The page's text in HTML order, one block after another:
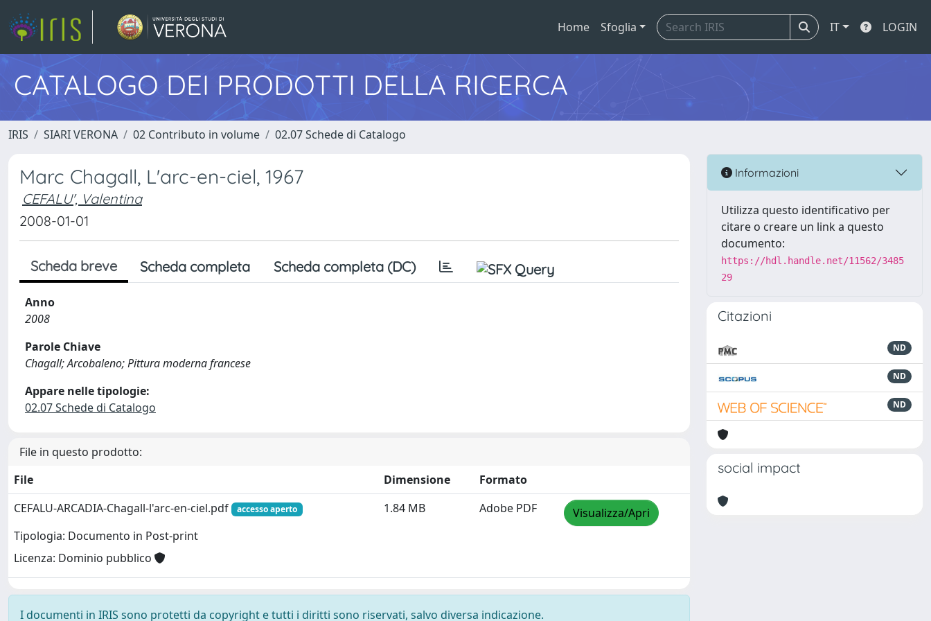
Home Sfoglia IT LOGIN
CATALOGO DEI PRODOTTI DELLA RICERCA
IRIS SIARI VERONA 02 Contributo in volume 02.07 Schede di Catalogo
Marc Chagall, L'arc-en-ciel, 1967
CEFALU', Valentina
2008-01-01
Scheda breve Scheda completa Scheda completa (DC)
Anno
2008
Parole Chiave
Chagall; Arcobaleno; Pittura moderna francese
Appare nelle tipologie:
02.07 Schede di Catalogo
File in questo prodotto:
File
Dimensione
Formato
CEFALU-ARCADIA-Chagall-l'arc-en-ciel.pdf
accesso aperto
Tipologia: Documento in Post-print
Licenza: Dominio pubblico
1.84 MB Adobe PDF Visualizza/Apri
I documenti in IRIS sono protetti da copyright e tutti i diritti sono riservati, salvo diversa indicazione.
Informazioni
Utilizza questo identificativo per
citare o creare un link a questo
documento:
https://hdl.handle.net/11562/3485
29
Citazioni
ND
ND
ND
social impact